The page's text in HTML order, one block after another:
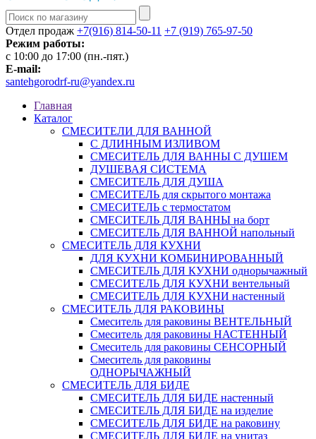
Отдел продаж +7(916) 814-50-11 +7 (919) 765-97-50
Режим работы:
c 10:00 до 17:00 (пн.-пят.)
E-mail:
santehgorodrf-ru@yandex.ru
Главная
Каталог
СМЕСИТЕЛИ ДЛЯ ВАННОЙ
С ДЛИННЫМ ИЗЛИВОМ
СМЕСИТЕЛЬ ДЛЯ ВАННЫ С ДУШЕМ
ДУШЕВАЯ СИСТЕМА
СМЕСИТЕЛЬ ДЛЯ ДУША
СМЕСИТЕЛЬ для скрытого монтажа
СМЕСИТЕЛЬ с термостатом
СМЕСИТЕЛЬ ДЛЯ ВАННЫ на борт
СМЕСИТЕЛЬ ДЛЯ ВАННОЙ напольный
СМЕСИТЕЛЬ ДЛЯ КУХНИ
ДЛЯ КУХНИ КОМБИНИРОВАННЫЙ
СМЕСИТЕЛЬ ДЛЯ КУХНИ однорычажный
СМЕСИТЕЛЬ ДЛЯ КУХНИ вентельный
СМЕСИТЕЛЬ ДЛЯ КУХНИ настенный
СМЕСИТЕЛЬ ДЛЯ РАКОВИНЫ
Смеситель для раковины ВЕНТЕЛЬНЫЙ
Смеситель для раковины НАСТЕННЫЙ
Смеситель для раковины СЕНСОРНЫЙ
Смеситель для раковины
ОДНОРЫЧАЖНЫЙ
СМЕСИТЕЛЬ ДЛЯ БИДЕ
СМЕСИТЕЛЬ ДЛЯ БИДЕ настенный
СМЕСИТЕЛЬ ДЛЯ БИДЕ на изделие
СМЕСИТЕЛЬ ДЛЯ БИДЕ на раковину
СМЕСИТЕЛЬ ДЛЯ БИДЕ на унитаз